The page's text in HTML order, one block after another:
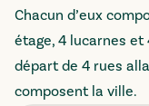
Chacun d’eux
étage, 4 lucarnes
départ de 4 rues
composent la ville.